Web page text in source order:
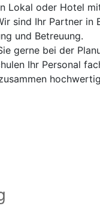
Lokal oder Hotel
sind Ihr Partner in
und Betreuung.
gerne bei der
Ihr Personal